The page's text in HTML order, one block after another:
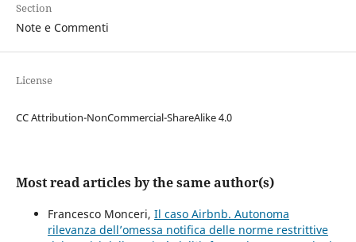
Section
Note e Commenti
License
CC Attribution-NonCommercial-ShareAlike 4.0
Most read articles by the same author(s)
Francesco Monceri, Il caso Airbnb. Autonoma
rilevanza dell’omessa notifica delle norme restrittive